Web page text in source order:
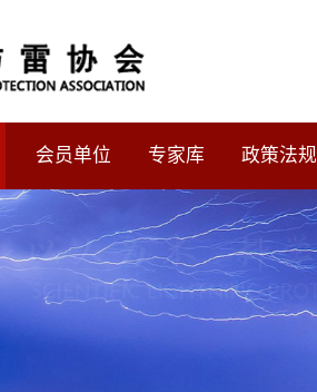
会员单位 专家库 政策法规